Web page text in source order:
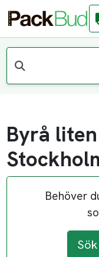
Byrå
Behöver